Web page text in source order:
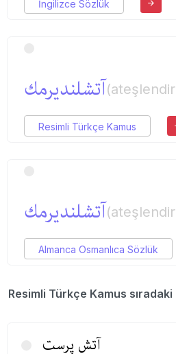
İngilizce Sözlük
آتشلندیرمك
Resimli Türkçe Kamus
آتشلندیرمك
Almanca Osmanlıca Sözlük
Resimli Türkçe Kamus
آتش پرست